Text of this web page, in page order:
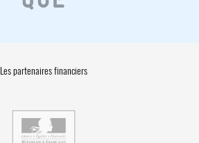
Les partenaires financiers